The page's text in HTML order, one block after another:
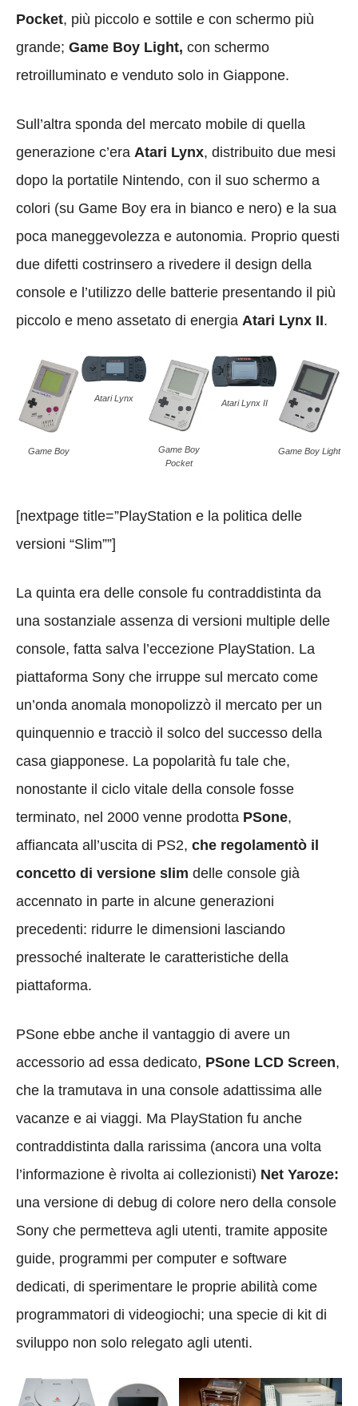
Pocket, più piccolo e sottile e con schermo più
grande; Game Boy Light, con schermo
retroilluminato e venduto solo in Giappone.
Sull’altra sponda del mercato mobile di quella
generazione c’era Atari Lynx, distribuito due mesi
dopo la portatile Nintendo, con il suo schermo a
colori (su Game Boy era in bianco e nero) e la sua
poca maneggevolezza e autonomia. Proprio questi
due difetti costrinsero a rivedere il design della
console e l’utilizzo delle batterie presentando il più
piccolo e meno assetato di energia Atari Lynx II.
Game Boy
Atari Lynx
Game Boy
Pocket
Atari Lynx II
Game Boy Light
[nextpage title=”PlayStation e la politica delle
versioni “Slim””]
La quinta era delle console fu contraddistinta da
una sostanziale assenza di versioni multiple delle
console, fatta salva l’eccezione PlayStation. La
piattaforma Sony che irruppe sul mercato come
un’onda anomala monopolizzò il mercato per un
quinquennio e tracciò il solco del successo della
casa giapponese. La popolarità fu tale che,
nonostante il ciclo vitale della console fosse
terminato, nel 2000 venne prodotta PSone,
affiancata all’uscita di PS2, che regolamentò il
concetto di versione slim delle console già
accennato in parte in alcune generazioni
precedenti: ridurre le dimensioni lasciando
pressoché inalterate le caratteristiche della
piattaforma.
PSone ebbe anche il vantaggio di avere un
accessorio ad essa dedicato, PSone LCD Screen,
che la tramutava in una console adattissima alle
vacanze e ai viaggi. Ma PlayStation fu anche
contraddistinta dalla rarissima (ancora una volta
l’informazione è rivolta ai collezionisti) Net Yaroze:
una versione di debug di colore nero della console
Sony che permetteva agli utenti, tramite apposite
guide, programmi per computer e software
dedicati, di sperimentare le proprie abilità come
programmatori di videogiochi; una specie di kit di
sviluppo non solo relegato agli utenti.